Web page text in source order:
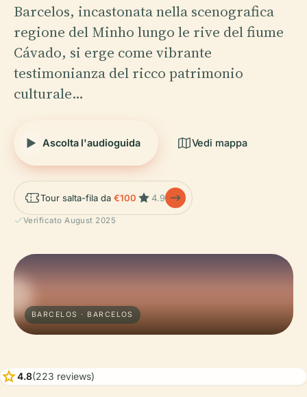
Barcelos, incastonata nella scenografica
regione del Minho lungo le rive del fiume
Cávado, si erge come vibrante
testimonianza del ricco patrimonio
culturale…
Ascolta l'audioguida Vedi mappa
Tour salta-fila da €100 4.9
Verificato August 2025
BARCELOS · BARCELOS
star4.8(223 reviews)